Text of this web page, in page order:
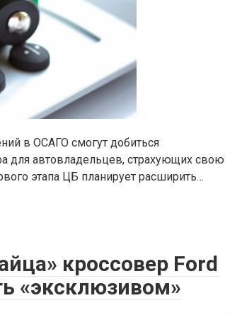
в ОСАГО смогут добиться
для автовладельцев, страхующих свою
этапа ЦБ планирует расширить…
кроссовер Ford
«эксклюзивом»